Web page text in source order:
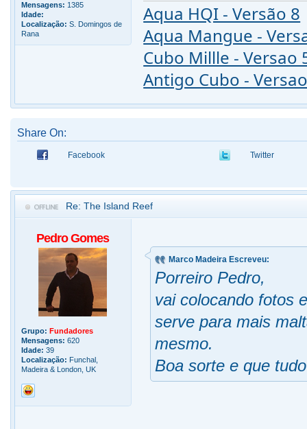
Mensagens: 1385
Idade:
Localização: S. Domingos de
Rana
Aqua HQI - Versão 8
Aqua Mangue -
Cubo Millle - Versao
Antigo Cubo -
Share On:
Facebook Twitter
Re: The Island Reef
Pedro Gomes
Grupo: Fundadores
Mensagens: 620
Idade: 39
Localização: Funchal,
Madeira & London, UK
Marco Madeira Escreveu:
Porreiro Pedro,
vai colocando fotos
serve para mais
mesmo.
Boa sorte e que